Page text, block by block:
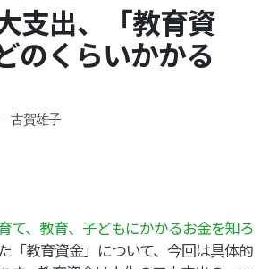
支出、「教育資
のくらいかかる
古賀雄子
て、教育、子どもにかかるお金を知ろ
「教育資金」について、今回は具体的